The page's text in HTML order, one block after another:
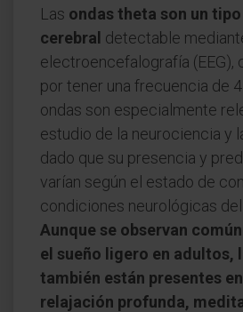
Las ondas theta son un
cerebral detectable
electroencefalografía (EEG),
por tener una frecuencia de
ondas son especialmente
estudio de la neurociencia y
dado que su presencia y
varían según el estado de
condiciones neurológicas del
Aunque se observan
el sueño ligero en adultos,
también están presentes
relajación profunda,